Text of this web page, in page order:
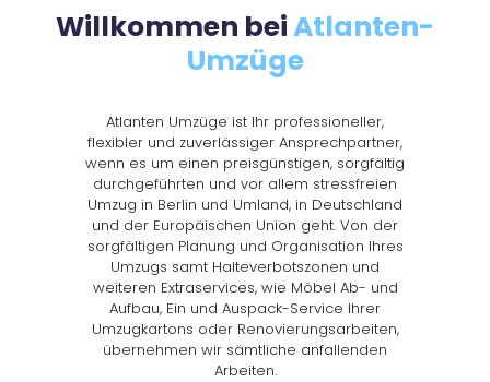
Willkommen beiAtlanten-
Umzüge
Atlanten Umzüge ist Ihr professioneller,
flexibler und zuverlässiger Ansprechpartner,
wenn es um einen preisgünstigen, sorgfältig
durchgeführten und vor allem stressfreien
Umzug in Berlin und Umland, in Deutschland
und der Europäischen Union geht. Von der
sorgfältigen Planung und Organisation Ihres
Umzugs samt Halteverbotszonen und
weiteren Extraservices, wie Möbel Ab- und
Aufbau, Ein und Auspack-Service Ihrer
Umzugkartons oder Renovierungsarbeiten,
übernehmen wir sämtliche anfallenden
Arbeiten.